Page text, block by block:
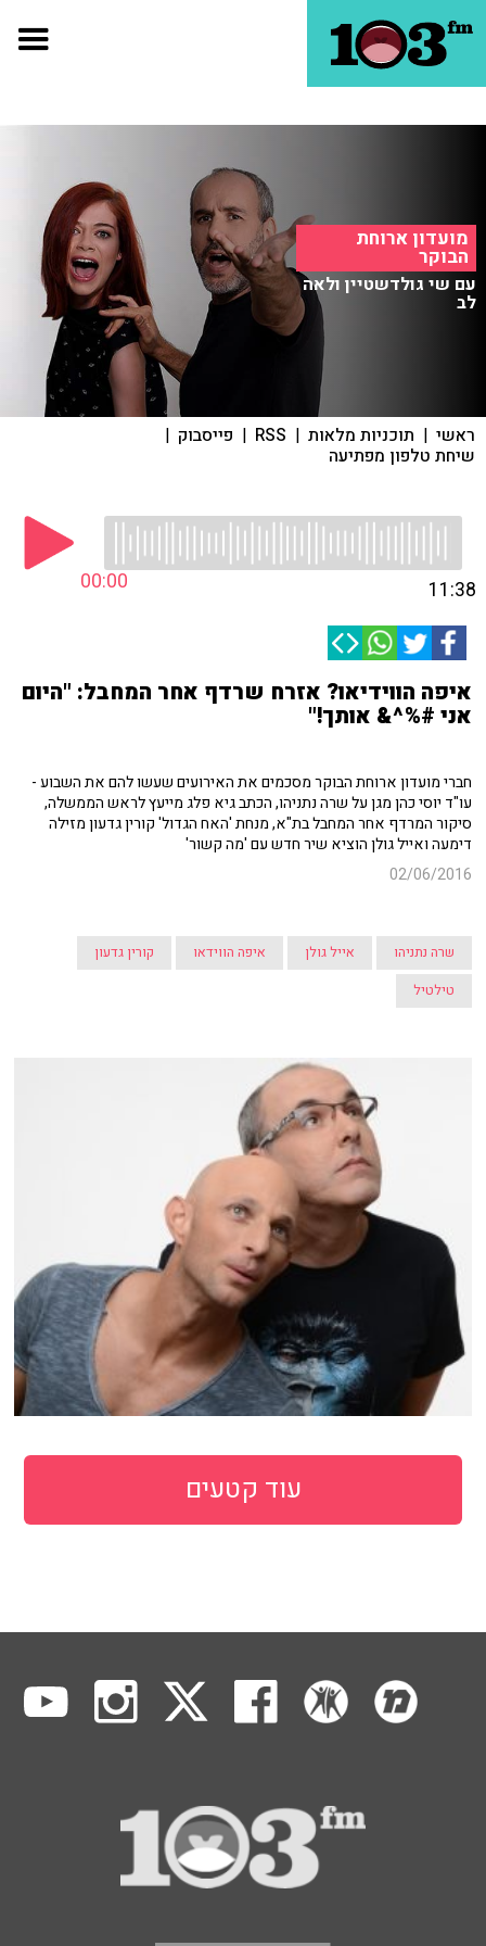
מועדון ארוחת
הבוקר
עם שי גולדשטיין ולאה
לב
ראשי | תוכניות מלאות |
RSS
| פייסבוק |
שיחת טלפון מפתיעה
00:00 11:38
איפה הווידיאו? אזרח שרדף אחר המחבל: "היום
אני #%^& אותך!"
חברי מועדון ארוחת הבוקר מסכמים את האירועים שעשו להם את השבוע -
עו"ד יוסי כהן מגן על שרה נתניהו, הכתב גיא פלג מייעץ לראש הממשלה,
סיקור המרדף אחר המחבל בת"א, מנחת 'האח הגדול' קורין גדעון מזילה
דימעה ואייל גולן הוציא שיר חדש עם 'מה קשור'
02/06/2016
שרה נתניהו אייל גולן איפה הווידאו
קורין גדעון
טילטיל
עוד קטעים